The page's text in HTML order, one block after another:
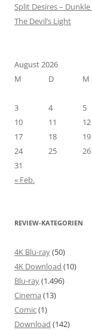
Split Desires –
The Devil’s Light
August 2026
M
D M
3
4 5
10
11 12
17
18 19
24
25 26
31
« Feb.
REVIEW-KATEGORIEN
4K Blu-ray(50)
4K Download (10)
Blu-ray(1.496)
Cinema (13)
Comic(1)
Download (142)